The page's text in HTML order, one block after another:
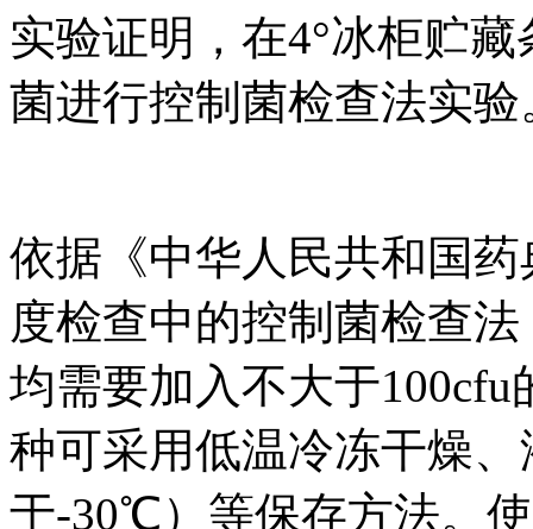
实验证明，在4°冰柜贮
菌进行控制菌检查法实验
依据《中华人民共和国
度检查中的控制菌检查
均需要加入不大于
种可采用低温冷冻干燥
于-30℃）等保存方法。